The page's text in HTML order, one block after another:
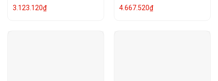
3.123.120₫
4.667.520₫